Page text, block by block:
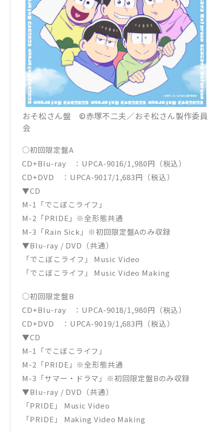
おそ松さん盤 ©️赤塚不二夫／おそ松さん製作委員
会
○初回限定盤A
CD+Blu-ray ：UPCA-9016/1,980円（税込）
CD+DVD ：UPCA-9017/1,683円（税込）
▼CD
M-1「でこぼこライフ」
M-2「PRIDE」※全形態共通
M-3「Rain Sick」※初回限定盤Aのみ収録
▼Blu-ray / DVD（共通）
「でこぼこライフ」 Music Video
「でこぼこライフ」 Music Video Making
○初回限定盤B
CD+Blu-ray ：UPCA-9018/1,980円（税込）
CD+DVD ：UPCA-9019/1,683円（税込）
▼CD
M-1「でこぼこライフ」
M-2「PRIDE」※全形態共通
M-3「サマー・ドラマ」※初回限定盤Bのみ収録
▼Blu-ray / DVD（共通）
「PRIDE」 Music Video
「PRIDE」 Making Video Making